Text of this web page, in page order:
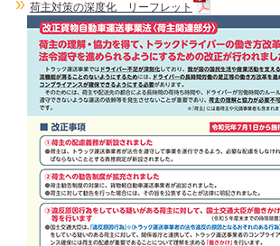
荷主対策の深度化 リーフレット